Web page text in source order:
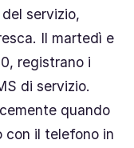
servizio,
Il martedì e
registrano i
di servizio.
quando
con il telefono in